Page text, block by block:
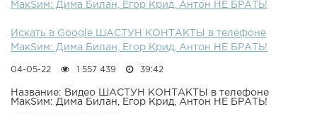
МакSим: Дима Билан, Егор Крид, Антон НЕ БРАТЬ!
Искать в Google ШАСТУН КОНТАКТЫ в телефоне
МакSим: Дима Билан, Егор Крид, Антон НЕ БРАТЬ!
04-05-22 1 557 439 39:42
Название: Видео ШАСТУН КОНТАКТЫ в телефоне
МакSим: Дима Билан, Егор Крид, Антон НЕ БРАТЬ!